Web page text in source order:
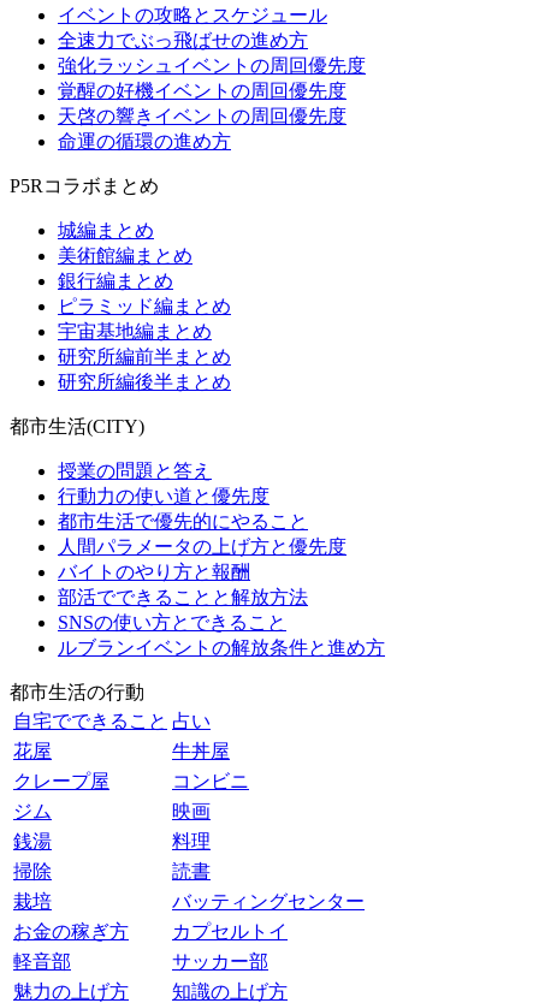
イベントの攻略とスケジュール
全速力でぶっ飛ばせの進め方
強化ラッシュイベントの周回優先度
覚醒の好機イベントの周回優先度
天啓の響きイベントの周回優先度
命運の循環の進め方
P5Rコラボまとめ
城編まとめ
美術館編まとめ
銀行編まとめ
ピラミッド編まとめ
宇宙基地編まとめ
研究所編前半まとめ
研究所編後半まとめ
都市生活(CITY)
授業の問題と答え
行動力の使い道と優先度
都市生活で優先的にやること
人間パラメータの上げ方と優先度
バイトのやり方と報酬
部活でできることと解放方法
SNSの使い方とできること
ルブランイベントの解放条件と進め方
都市生活の行動
自宅でできること 占い
花屋
牛丼屋
クレープ屋
コンビニ
ジム
映画
銭湯
料理
掃除
読書
栽培
バッティングセンター
お金の稼ぎ方
カプセルトイ
軽音部
サッカー部
魅力の上げ方
知識の上げ方